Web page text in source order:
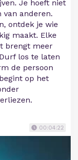
Je hoeft niet
van anderen.
ontdek je wie
maakt. Elke
brengt meer
los te laten
de persoon
op het
00:04:22